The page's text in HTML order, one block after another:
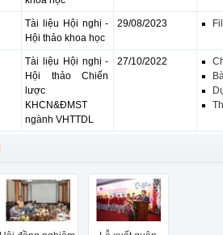
Tài liệu Hội nghị -
Hội thảo khoa học
29/08/2023
Tài liệu Hội nghị -
Hội thảo Chiến
lược
KHCN&ĐMST
ngành VHTTDL
27/10/2022